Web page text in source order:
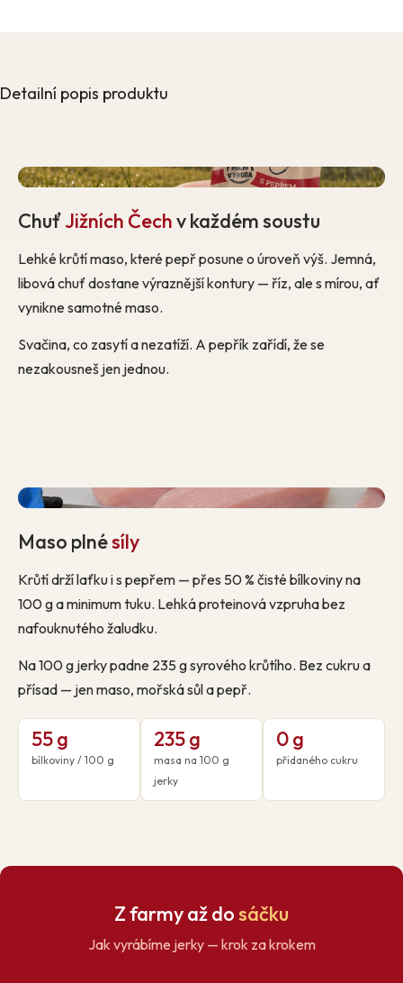
Detailní popis produktu
ChuťJižních Čechv každém soustu
Lehké krůtí maso, které pepř posune o úroveň výš. Jemná,
libová chuť dostane výraznější kontury — říz, ale s mírou, ať
vynikne samotné maso.
Svačina, co zasytí a nezatíží. A pepřík zařídí, že se
nezakousneš jen jednou.
Maso plnésíly
Krůtí drží laťku i s pepřem — přes 50 % čisté bílkoviny na
100 g a minimum tuku. Lehká proteinová vzpruha bez
nafouknutého žaludku.
Na 100 g jerky padne 235 g syrového krůtího. Bez cukru a
přísad — jen maso, mořská sůl a pepř.
55 g
bílkoviny / 100 g
235 g
masa na 100 g
jerky
0 g
přidaného cukru
Z farmy až dosáčku
Jak vyrábíme jerky — krok za krokem